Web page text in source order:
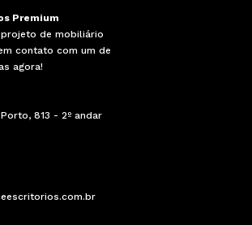
a garantia é estendida a
incluindo os 90 (noventa) dias de
considerando turno de trabalho de
diárias. Para turnos de trabalho
sapatas, buchas, deslizadores,
inclusos os 90 (noventa) dias de
e desde que constatadas as
de uso, conforme instruções.
Premium
de mobiliário
contato com um de
agora!
813 - 2º andar